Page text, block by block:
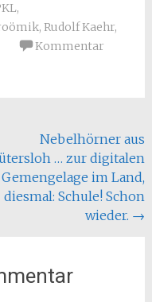
,
, Rudolf Kaehr,
Kommentar
Nebelhörner aus
… zur digitalen
Gemengelage im Land,
diesmal: Schule! Schon
wieder. →